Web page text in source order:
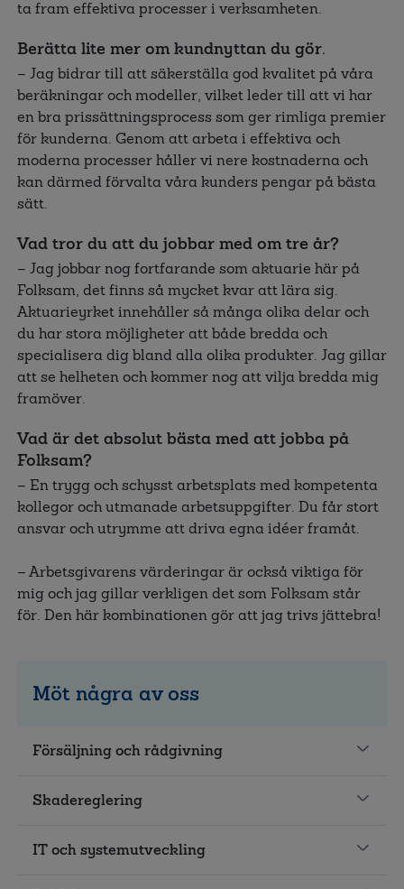
ta fram effektiva processer i verksamheten.
Berätta lite mer om kundnyttan du gör.
– Jag bidrar till att säkerställa god kvalitet på våra
beräkningar och modeller, vilket leder till att vi har
en bra prissättningsprocess som ger rimliga premier
för kunderna. Genom att arbeta i effektiva och
moderna processer håller vi nere kostnaderna och
kan därmed förvalta våra kunders pengar på bästa
sätt.
Vad tror du att du jobbar med om tre år?
– Jag jobbar nog fortfarande som aktuarie här på
Folksam, det finns så mycket kvar att lära sig.
Aktuarieyrket innehåller så många olika delar och
du har stora möjligheter att både bredda och
specialisera dig bland alla olika produkter. Jag gillar
att se helheten och kommer nog att vilja bredda mig
framöver.
Vad är det absolut bästa med att jobba på
Folksam?
– En trygg och schysst arbetsplats med kompetenta
kollegor och utmanade arbetsuppgifter. Du får stort
ansvar och utrymme att driva egna idéer framåt.
– Arbetsgivarens värderingar är också viktiga för
mig och jag gillar verkligen det som Folksam står
för. Den här kombinationen gör att jag trivs jättebra!
Möt några av oss
Försäljning och rådgivning
Skadereglering
IT och systemutveckling